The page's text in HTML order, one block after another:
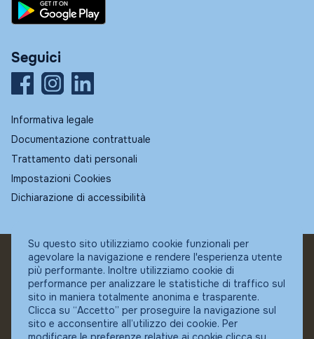
Seguici
Informativa legale
Documentazione contrattuale
Trattamento dati personali
Impostazioni Cookies
Dichiarazione di accessibilità
© Fundstore
Collocatore autorizzato:
Banca Ifigest SpA
P.Iva: 04337180485
Su questo sito utilizziamo cookie funzionali per
agevolare la navigazione e rendere l'esperienza utente
più performante. Inoltre utilizziamo cookie di
performance per analizzare le statistiche di traffico sul
sito in maniera totalmente anonima e trasparente.
Clicca su “Accetto” per proseguire la navigazione sul
sito e acconsentire all’utilizzo dei cookie. Per